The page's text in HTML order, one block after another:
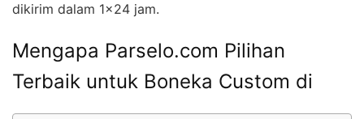
dikirim dalam 1×24 jam.
Mengapa Parselo.com Pilihan
Terbaik untuk Boneka Custom di